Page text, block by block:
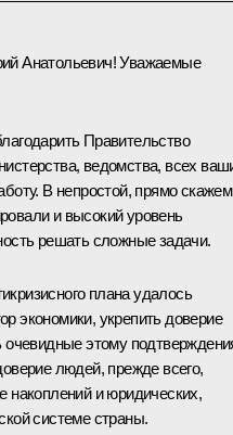
Анатольевич! Уважаемые
Правительство
ведомства, всех
В непростой, прямо
и высокий уровень
решать сложные задачи.
плана удалось
экономики, укрепить доверие
очевидные этому
людей, прежде всего,
накоплений и юридических,
системе страны.